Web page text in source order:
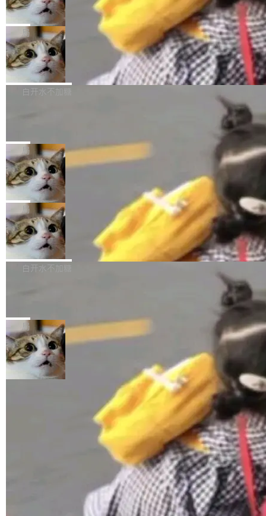
里日夜不停地"烧钱"。 复盘显示，...
ding in silos"——各自为战，互不通气。 这个判
断从他嘴里说出来分量不同。Hugging Face 是
全球最大的开源 AI 平台，上面跑着上百万个模
型。谁在开源赛道上领先，...
家居控制、家庭实验室，都算稀奇事。 Crawsh
aw 是 Shelley 的作者，一个开源 AI coding age
nt。他最近在博客上写了一篇文章，核心论点很
简单：开发者工具必须开源。 理由不是传统的自
由软件情怀，而是一个跟 AI agent 直接相关的
技术判断。 两行 prompt 就能个性化任何软件 C
网最大规模开源 Agent 路演现场诞生
一条内测招募帖，发出去的时候大概没人想到它
会变成一场开源 Agent 生态的路演。 8月1日，
DeepSeek Harness 团队负责人崔添翼（tiany
i）在 X 上发帖： 「如果你是 Agent Harness 相
关开源项目的开发者，希望参加 DeepSeek Har
ness 的内测，可以回复或私信联系我。请附上
Harness 负责把能力落到真实环境中——调用工
具、读写文件、管理上下文、处理错误、完成闭
环。崔添翼招人的标...
局
商汤 SenseNova U1.5-Lite-Preview
开源
商汤科技宣布面向社区开源轻量级统一多模态模
型的预览版本 SenseNova U1.5-Lite-Preview。
理解、推理、生成与编辑，还仅以 8B-MoT 的轻
量大小，将能力推进到4K、更精细的真实质感、
更复杂的视觉控制和可持续迭代编辑。 相比 U
1，U1.5-Lite-Preview 在以下方向上带来了显著
提升： 原生支持4K图像生成； 更精细的局部纹
理、细节与真实世界质感； 更准确的中英文文字
生成与复杂版式组织； 更稳定的图...
白开水不加糖
nap。这次是 hwctl——一个用来检查 Ubuntu
硬件认证状态的命令行工具。 Canonical 工程师
Alan Griffiths 在邮件列表中说得很直白：「hwc
tl 是一个 Ubuntu 专有的包，它和它的依赖项都
是 Ubuntu 专有的，不会用在其他发行版上。」
所以 deb 版本的受众实际上为零。既然只有 Ub
untu 用户在用，那用 snap 打包就没什么可纠结
的。 从 deb 到 snap 的迁移路径 hwctl 是 rust-
hwlib 硬件 API 库的一部分，命令行工具负责查
局
Dario Amodei 担心新人来 Anthropic
只为金钱，不为使命
顶级 AI 研究员在两家公司之间来回跳，中间只
隔了几天。 Lilian Weng 上周刚宣布因健康原因
离开 Thinking Machines Lab，说自己作为联合
创始人的角色「太累了」。几天后，The Inform
ation 就曝出她将重回 OpenAI，负责递归自我
改进方向的研究。她是 Thinking Machines 过
一在人才争夺战中失血的公司。六月，Google
连失两员大将：Noam Shazeer 去了 Op...
局
FFmpeg 9.0 发布
FFmpeg 9.0 现已发布，包含多项改进。官方更
新日志列出的 9.0 版本主要更新内容如下： 扩
er HE-AAC 960 解码 (DAB+) transpose_cuda
filter 添加 AMF Frame Rate Converter (vf_frc
_amf) filter SMPTE 2094-50 元数据支持和直
通 ProRes RAW VideoToolbox 硬件加速器 AP
V ...
白开水不加糖
Code 在 X 上发帖：「DeepSeek Flash did 8T
tokens on August 1st. 5T of free usage + 3T
on OpenCode Go.」79.8 万次浏览，连带着 #
DeepSeek一天消耗了8万亿# 上了微博热搜——
注意这是 OpenCode 一家的消耗。 OpenCode
是 Anomaly 出品的 AI 编程工具，套餐 10 美元/
月。用户交了 10 美元，就能用 DeepSeek Flas
h 随便写代码，按网友说法：「怎么使劲用也用
不完。」5T 来自免费额度，3T 来自 Go...
局
加载更多